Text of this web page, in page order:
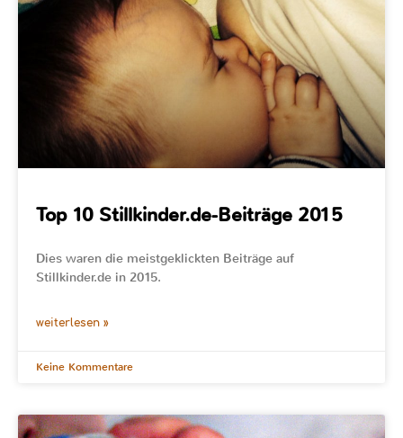
Top 10 Stillkinder.de-Beiträge 2015
Dies waren die meistgeklickten Beiträge auf
Stillkinder.de in 2015.
weiterlesen »
Keine Kommentare